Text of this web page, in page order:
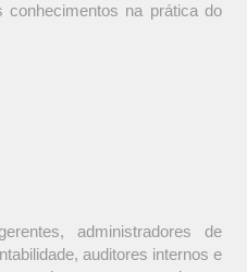
conhecimentos na prática do
administradores de
auditores internos e